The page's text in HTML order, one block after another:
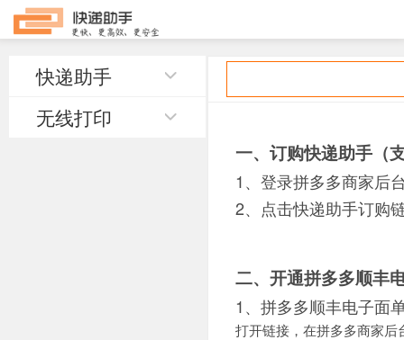
快递助手
无线打印
一、订购快递助手（
1、登录拼多多商家后
2、点击快递助手订购
二、开通拼多多顺丰
1、拼多多顺丰电子面
打开链接，在拼多多商家